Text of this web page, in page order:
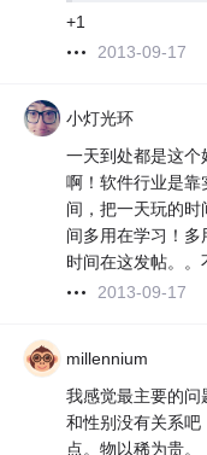
+1
2013-09-17
小灯光环
一天到处都是这个
啊！软件行业是
间，把一天玩的
间多用在学习！
时间在这发帖。
2013-09-17
millennium
我感觉最主要的问
和性别没有关系
点。物以稀为贵。